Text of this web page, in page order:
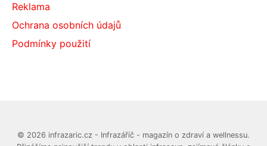
Reklama
Ochrana osobních údajů
Podmínky použití
© 2026 infrazaric.cz - Infrazáříč - magazín o zdraví a wellnessu.